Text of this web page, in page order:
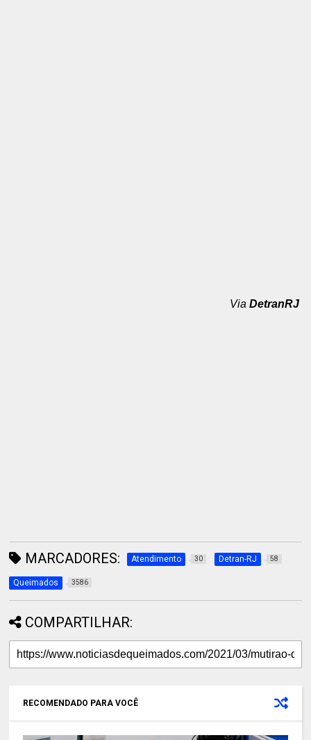
Via DetranRJ
MARCADORES: Atendimento 30 Detran-RJ 58
Queimados 3586
COMPARTILHAR:
RECOMENDADO PARA VOCÊ